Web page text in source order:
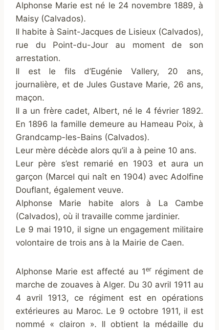
Alphonse Marie est né le 24 novembre 1889, à
Maisy (Calvados).
Il habite à Saint-Jacques de Lisieux (Calvados),
rue du Point-du-Jour au moment de son
arrestation.
Il est le fils d’Eugénie Vallery, 20 ans,
journalière, et de Jules Gustave Marie, 26 ans,
maçon.
Il a un frère cadet, Albert, né le 4 février 1892.
En 1896 la famille demeure au Hameau Poix, à
Grandcamp-les-Bains (Calvados).
Leur mère décède alors qu’il a à peine 10 ans.
Leur père s’est remarié en 1903 et aura un
garçon (Marcel qui naît en 1904) avec Adolfine
Douflant, également veuve.
Alphonse Marie habite alors à La Cambe
(Calvados), où il travaille comme jardinier.
Le 9 mai 1910, il signe un engagement militaire
volontaire de trois ans à la Mairie de Caen.
Alphonse Marie est affecté au 1errégiment de
marche de zouaves à Alger. Du 30 avril 1911 au
4 avril 1913, ce régiment est en opérations
extérieures au Maroc. Le 9 octobre 1911, il est
nommé « clairon ». Il obtient la médaille du